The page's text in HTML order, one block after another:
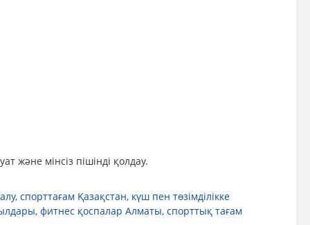
және мінсіз пішінді қолдау.
, спорттағам Қазақстан, күш пен төзімділікке
, фитнес қоспалар Алматы, спорттық тағам